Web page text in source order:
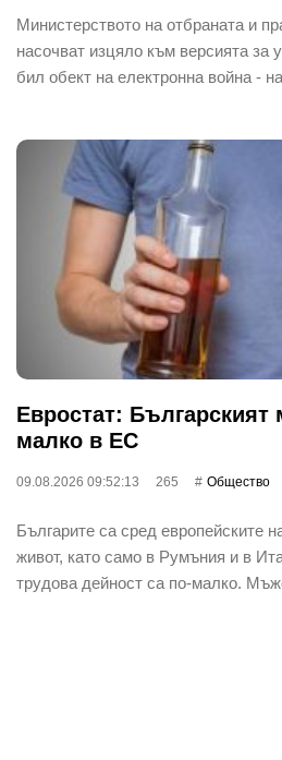
Министерството на отбраната и
насочват изцяло към версията за
бил обект на електронна война -
Евростат:
малко в ЕС
09.08.2026 09:52:13 265 Общество
Българите са сред европейските
живот, като само в Румъния и в
трудова дейност са по-малко.